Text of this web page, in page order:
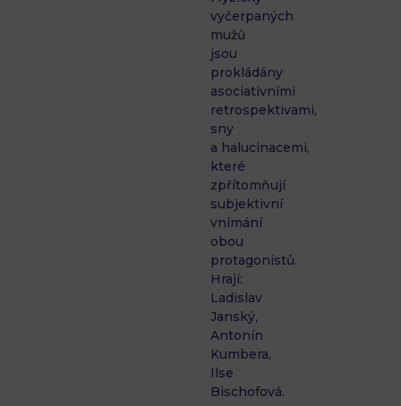
vyčerpaných
mužů
jsou
prokládány
asociativními
retrospektivami,
sny
a halucinacemi,
které
zpřítomňují
subjektivní
vnímání
obou
protagonistů.
Hrají:
Ladislav
Janský,
Antonín
Kumbera,
Ilse
Bischofová.